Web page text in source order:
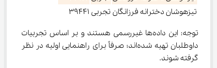
تیزهوشان دخترانه فرزانگان تجربی 39441
توجه: این داده‌ها غیررسمی هستند و بر اساس تجربیات
داوطلبان تهیه شده‌اند؛ صرفاً برای راهنمایی اولیه در نظر
گرفته شوند.